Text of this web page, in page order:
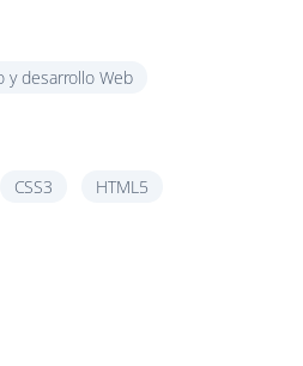
y desarrollo Web
CSS3 HTML5